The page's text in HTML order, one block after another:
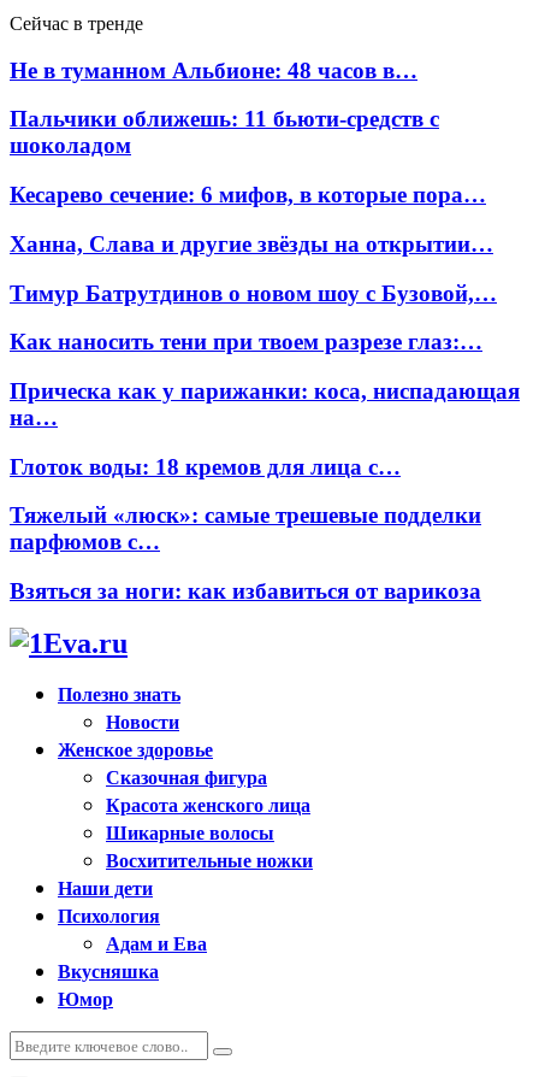
Сейчас в тренде
Не в туманном Альбионе: 48 часов в…
Пальчики оближешь: 11 бьюти-средств с
шоколадом
Кесарево сечение: 6 мифов, в которые пора…
Ханна, Слава и другие звёзды на открытии…
Тимур Батрутдинов о новом шоу с Бузовой,…
Как наносить тени при твоем разрезе глаз:…
Прическа как у парижанки: коса, ниспадающая
на…
Глоток воды: 18 кремов для лица с…
Тяжелый «люск»: самые трешевые подделки
парфюмов с…
Взяться за ноги: как избавиться от варикоза
Полезно знать
Новости
Женское здоровье
Сказочная фигура
Красота женского лица
Шикарные волосы
Восхитительные ножки
Наши дети
Психология
Адам и Ева
Вкусняшка
Юмор
Искать:
Поиск